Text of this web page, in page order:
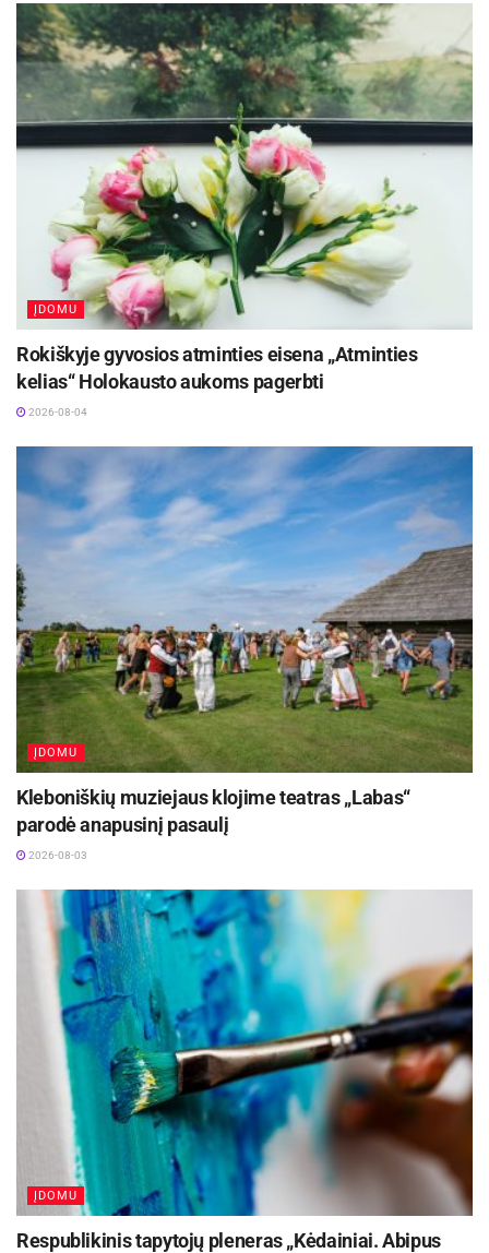
išskirtinė istorijos relikvija
2026-08-04
ĮDOMU
Rokiškyje gyvosios atminties eisena „Atminties
kelias“ Holokausto aukoms pagerbti
2026-08-04
ĮDOMU
Kleboniškių muziejaus klojime teatras „Labas“
parodė anapusinį pasaulį
2026-08-03
ĮDOMU
Respublikinis tapytojų pleneras „Kėdainiai. Abipus